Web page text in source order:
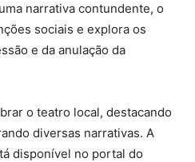
narrativa contundente, o
sociais e explora os
e da anulação da
o teatro local, destacando
diversas narrativas. A
disponível no portal do